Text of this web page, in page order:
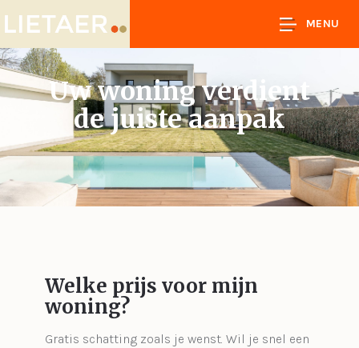
MENU
Uw woning verdient
de juiste aanpak
Welke prijs voor mijn
woning?
Gratis schatting zoals je wenst. Wil je snel een